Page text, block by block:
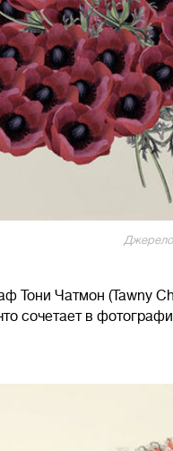
Тони Чатмон (Tawny
сочетает в